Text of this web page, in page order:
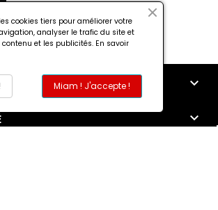


cookies tiers pour améliorer votre
analyser le trafic du site et
et les publicités. En savoir
Miam ! J'accepte !